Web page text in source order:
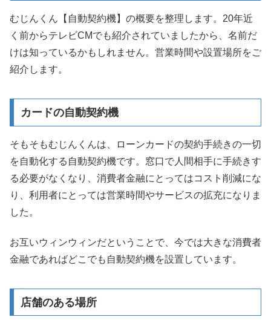
むじんくん【自動契約機】の概要を整理します。20年近
く前からテレビCMでも紹介されていましたから、名前だ
けは知っているかもしれません。営業時間や設置場所をご
紹介します。
カードの自動契約機
そもそもむじんくんは、ローンカードの契約手続きの一切
を自動化する自動契約機です。窓口で人間相手に手続きす
る必要がなくなり、消費者金融にとってはコスト削減にな
り、利用者にとっては営業時間やサービスの拡充になりま
した。
お互いウィンウィンだということで、今では大きな消費者
金融であればどこでも自動契約機を設置しています。
店舗のある場所